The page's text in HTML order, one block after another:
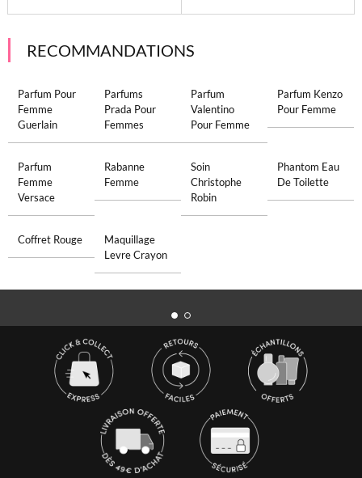
RECOMMANDATIONS
Parfum Pour
Femme
Guerlain
Parfums
Prada Pour
Femmes
Parfum
Valentino
Pour Femme
Parfum Kenzo
Pour Femme
Parfum
Femme
Versace
Rabanne
Femme
Soin
Christophe
Robin
Phantom Eau
De Toilette
Coffret Rouge
Maquillage
Levre Crayon